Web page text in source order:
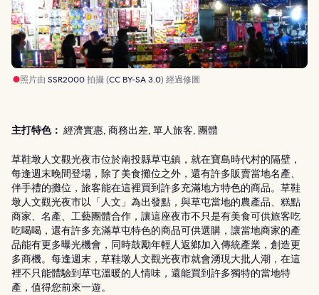
照片由 SSR2000拍攝 (CC BY-SA 3.0) 經過修圖
主打特色： 經濟實惠, 商務出差, 單人旅客, 團體
草鞋墩人文觀光夜市位於南投縣草屯鎮，就在寶島時代村的隔壁，
每逢週末晚間登場，除了美食攤位之外，還有許多販賣當地名產、
伴手禮的攤位，旅客能在這裡買到許多充滿地方特色的商品。草鞋
墩人文觀光夜市以「人文」為出發點，與草屯當地的農產品、糕點
商家、名產、工藝團體合作，讓這座夜市不只是有美食可供旅客吃
吃喝喝，還有許多充滿草屯特色的商品可供選購，讓當地商家的產
品能有更多曝光機會，同時鼓勵年輕人返鄉加入傳統產業，創造更
多商機。每逢週末，草鞋墩人文觀光夜市就會湧現大批人潮，在這
裡不只能體驗到草屯溫暖的人情味，還能買到許多獨特的當地特
產，值得您前來一遊。